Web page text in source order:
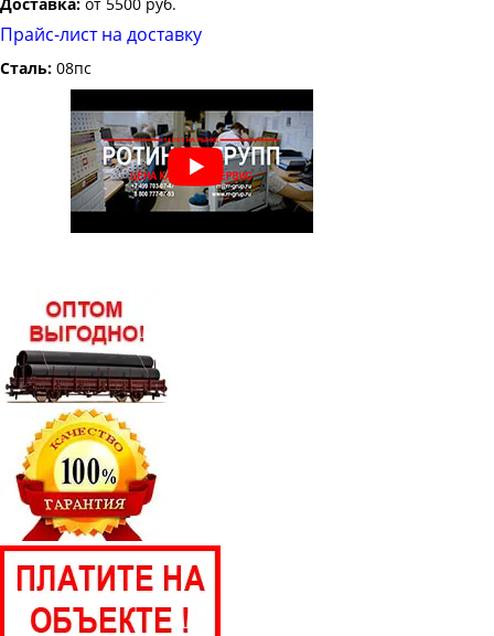
Доставка: от 5500 руб.
Прайс-лист на доставку
Сталь: 08пс